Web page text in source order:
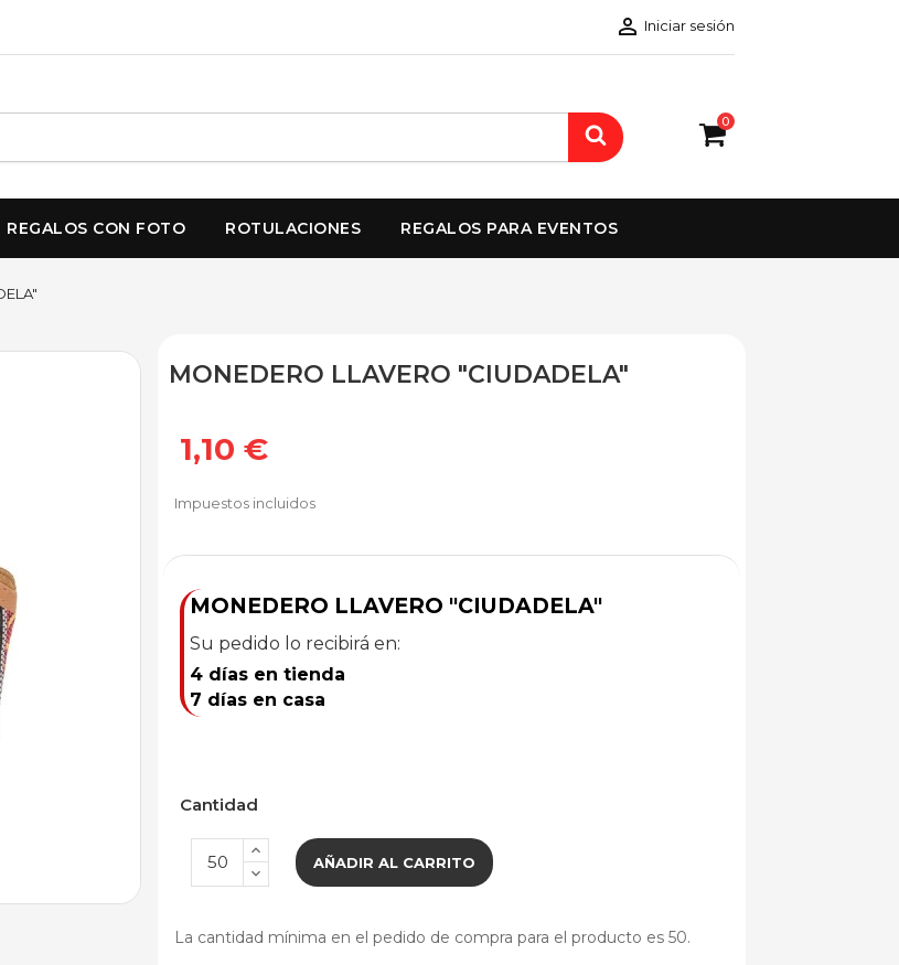
 Iniciar sesión
0
REGALOS CON FOTO ROTULACIONES REGALOS PARA EVENTOS
MONEDERO LLAVERO "CIUDADELA"
1,10 €
Impuestos incluidos
MONEDERO LLAVERO "CIUDADELA"
Su pedido lo recibirá en:
4 días en tienda
7 días en casa
Cantidad
AÑADIR AL CARRITO
La cantidad mínima en el pedido de compra para el producto es 50.